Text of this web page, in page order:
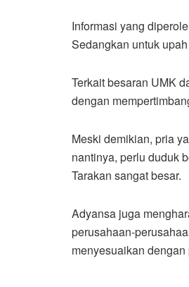
Informasi yang
Sedangkan untuk
Terkait besaran UMK
dengan
Meski demikian, pria
nantinya, perlu duduk
Tarakan sangat besar.
Adyansa juga
perusahaan-
menyesuaikan